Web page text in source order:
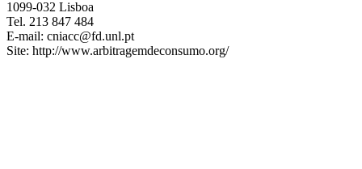
1099-032 Lisboa
Tel. 213 847 484
E-mail: cniacc@fd.unl.pt
Site: http://www.arbitragemdeconsumo.org/